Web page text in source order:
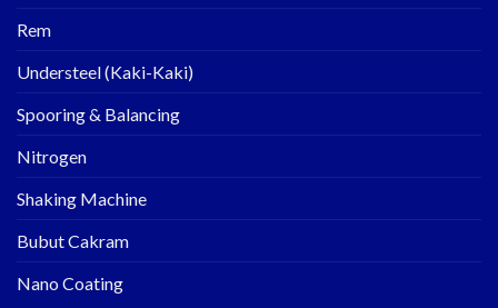
Rem
Understeel (Kaki-Kaki)
Spooring & Balancing
Nitrogen
Shaking Machine
Bubut Cakram
Nano Coating